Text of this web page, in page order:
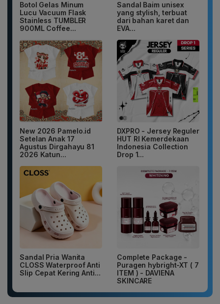
Botol Gelas Minum
Lucu Vacuum Flask
Stainless TUMBLER
900ML Coffee...
Sandal Baim unisex
yang stylish, terbuat
dari bahan karet dan
EVA...
New 2026 Pamelo.id
Setelan Anak 17
Agustus Dirgahayu 81
2026 Katun...
DXPRO - Jersey Reguler
HUT RI Kemerdekaan
Indonesia Collection
Drop 1...
Sandal Pria Wanita
CLOSS Waterproof Anti
Slip Cepat Kering Anti...
Complete Package -
Puragen hybright-XT ( 7
ITEM ) - DAVIENA
SKINCARE